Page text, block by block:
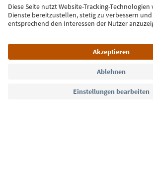
Jetzt anmelden